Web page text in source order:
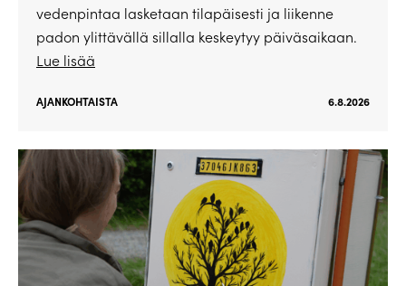
vedenpintaa lasketaan tilapäisesti ja liikenne
padon ylittävällä sillalla keskeytyy päiväsaikaan.
Lue lisää
AJANKOHTAISTA 6.8.2026